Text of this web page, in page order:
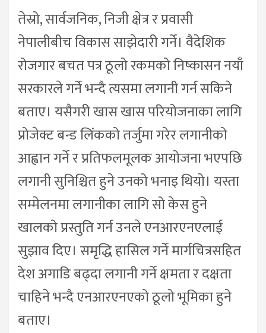
तेस्रो, सार्वजनिक, निजी क्षेत्र र प्रवासी
नेपालीबीच विकास साझेदारी गर्ने। वैदेशिक
रोजगार बचत पत्र ठूलो रकमको निष्कासन नयाँ
सरकारले गर्ने भन्दै त्यसमा लगानी गर्न सकिने
बताए। यसैगरी खास खास परियोजनाका लागि
प्रोजेक्ट बन्ड लिंकको तर्जुमा गरेर लगानीको
आह्वान गर्ने र प्रतिफलमूलक आयोजना भएपछि
लगानी सुनिश्चित हुने उनको भनाइ थियो। यस्ता
सम्मेलनमा लगानीका लागि सो केस हुने
खालको प्रस्तुति गर्न उनले एनआरएनएलाई
सुझाव दिए। समृद्धि हासिल गर्ने मार्गचित्रसहित
देश अगाडि बढ्दा लगानी गर्ने क्षमता र दक्षता
चाहिने भन्दै एनआरएनएको ठूलो भूमिका हुने
बताए।